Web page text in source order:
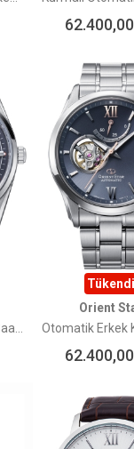
62.400,00
Tükendi
Orient
62.400,00